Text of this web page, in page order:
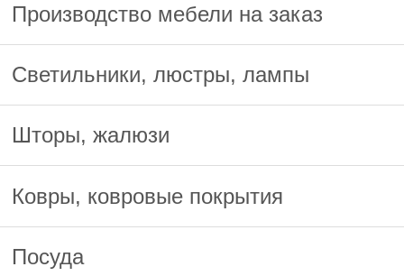
Производство мебели на заказ
Светильники, люстры, лампы
Шторы, жалюзи
Ковры, ковровые покрытия
Посуда